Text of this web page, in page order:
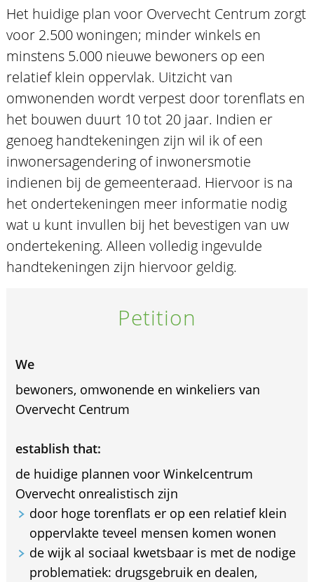
Het huidige plan voor Overvecht Centrum zorgt
voor 2.500 woningen; minder winkels en
minstens 5.000 nieuwe bewoners op een
relatief klein oppervlak. Uitzicht van
omwonenden wordt verpest door torenflats en
het bouwen duurt 10 tot 20 jaar. Indien er
genoeg handtekeningen zijn wil ik of een
inwonersagendering of inwonersmotie
indienen bij de gemeenteraad. Hiervoor is na
het ondertekeningen meer informatie nodig
wat u kunt invullen bij het bevestigen van uw
ondertekening. Alleen volledig ingevulde
handtekeningen zijn hiervoor geldig.
Petition
We
bewoners, omwonende en winkeliers van
Overvecht Centrum
establish that:
de huidige plannen voor Winkelcentrum
Overvecht onrealistisch zijn
door hoge torenflats er op een relatief klein
oppervlakte teveel mensen komen wonen
de wijk al sociaal kwetsbaar is met de nodige
problematiek: drugsgebruik en dealen,